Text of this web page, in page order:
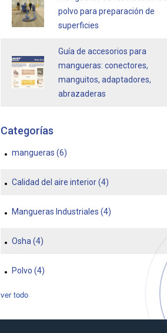
polvo para preparación de
superficies
Guía de accesorios para
mangueras: conectores,
manguitos, adaptadores,
abrazaderas
Categorías
mangueras(6)
Calidad del aire interior(4)
Mangueras Industriales(4)
Osha(4)
Polvo(4)
ver todo